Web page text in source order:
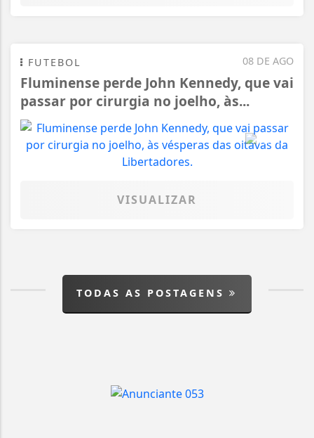
08 DE AGO
FUTEBOL
Fluminense perde John Kennedy, que vai
passar por cirurgia no joelho, às...
VISUALIZAR
TODAS AS POSTAGENS